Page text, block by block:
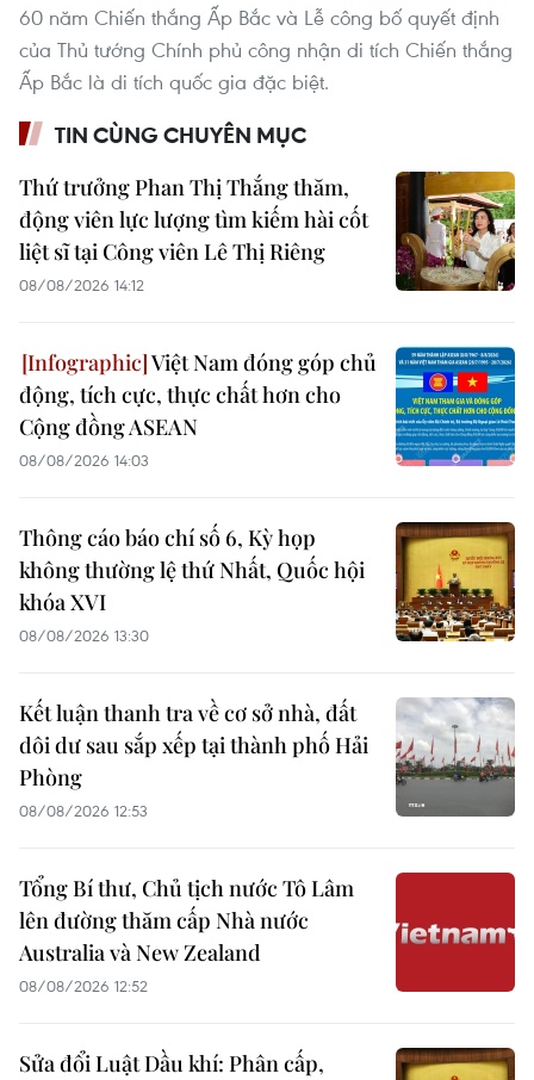
60 năm Chiến thắng Ấp Bắc và Lễ công bố quyết định
của Thủ tướng Chính phủ công nhận di tích Chiến thắng
Ấp Bắc là di tích quốc gia đặc biệt.
TIN CÙNG CHUYÊN MỤC
Thứ trưởng Phan Thị Thắng thăm,
động viên lực lượng tìm kiếm hài cốt
liệt sĩ tại Công viên Lê Thị Riêng
08/08/2026 14:12
Việt Nam đóng góp chủ
động, tích cực, thực chất hơn cho
Cộng đồng ASEAN
08/08/2026 14:03
Thông cáo báo chí số 6, Kỳ họp
không thường lệ thứ Nhất, Quốc hội
khóa XVI
08/08/2026 13:30
Kết luận thanh tra về cơ sở nhà, đất
dôi dư sau sắp xếp tại thành phố Hải
Phòng
08/08/2026 12:53
Tổng Bí thư, Chủ tịch nước Tô Lâm
lên đường thăm cấp Nhà nước
Australia và New Zealand
08/08/2026 12:52
Sửa đổi Luật Dầu khí: Phân cấp,